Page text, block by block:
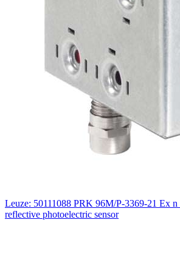
Leuze: 50111088 PRK 96M/P-3369-21 Ex n
reflective photoelectric sensor